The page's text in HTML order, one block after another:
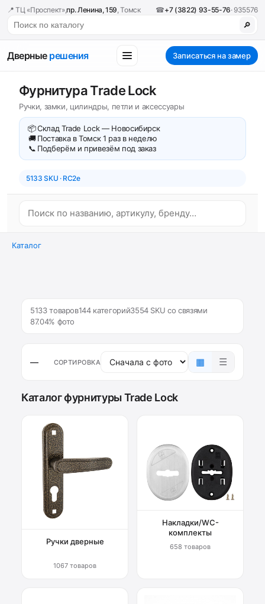
📍 ТЦ «Проспект»,пр. Ленина, 159, Томск ☎+7 (3822) 93-55-76· 935576
🔎
Дверные решения Записаться на замер
Фурнитура Trade Lock
Ручки, замки, цилиндры, петли и аксессуары
📦Склад Trade Lock — Новосибирск
🚚 Поставка в Томск 1 раз в неделю
📞 Подберём и привезём под заказ
5133 SKU · RC2e
Каталог
5133 товаров144 категорий3554 SKU со связями
87.04% фото
— СОРТИРОВКА ▦ ☰
Каталог фурнитуры Trade Lock
Ручки дверные
1067 товаров
Накладки/WC-
комплекты
658 товаров